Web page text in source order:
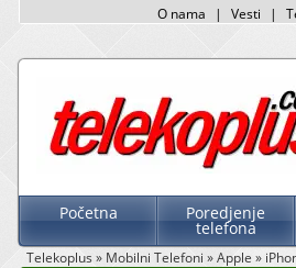
O nama | Vesti |
Početna Poredjenje
telefona
Telekoplus» Mobilni Telefoni »Apple »